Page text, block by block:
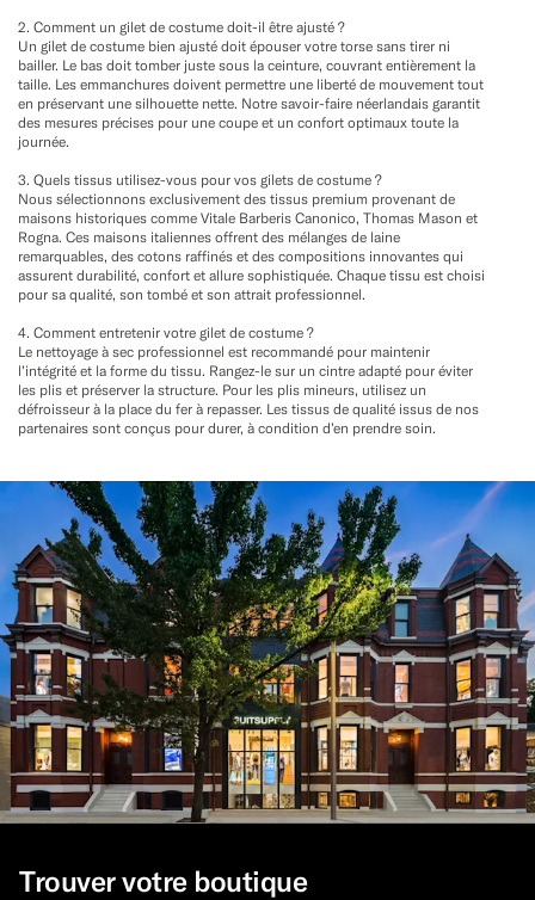
2. Comment un gilet de costume doit-il être ajusté ?
Un gilet de costume bien ajusté doit épouser votre torse sans tirer ni
bailler. Le bas doit tomber juste sous la ceinture, couvrant entièrement la
taille. Les emmanchures doivent permettre une liberté de mouvement tout
en préservant une silhouette nette. Notre savoir-faire néerlandais garantit
des mesures précises pour une coupe et un confort optimaux toute la
journée.
3. Quels tissus utilisez-vous pour vos gilets de costume ?
Nous sélectionnons exclusivement des tissus premium provenant de
maisons historiques comme Vitale Barberis Canonico, Thomas Mason et
Rogna. Ces maisons italiennes offrent des mélanges de laine
remarquables, des cotons raffinés et des compositions innovantes qui
assurent durabilité, confort et allure sophistiquée. Chaque tissu est choisi
pour sa qualité, son tombé et son attrait professionnel.
4. Comment entretenir votre gilet de costume ?
Le nettoyage à sec professionnel est recommandé pour maintenir
l’intégrité et la forme du tissu. Rangez-le sur un cintre adapté pour éviter
les plis et préserver la structure. Pour les plis mineurs, utilisez un
défroisseur à la place du fer à repasser. Les tissus de qualité issus de nos
partenaires sont conçus pour durer, à condition d’en prendre soin.
Trouver votre boutique